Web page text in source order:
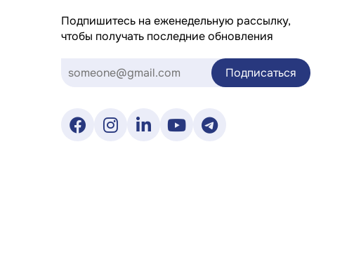
Подпишитесь на еженедельную рассылку,
чтобы получать последние обновления